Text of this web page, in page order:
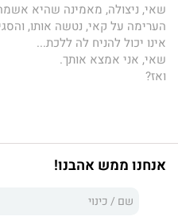
שאי, ניצולה, מאמינה שהיא
הערימה על קאי, נטשה אותו,
אינו יכול להניח לה ללכת...
שאי, אני אמצא אותך.
ואז?
אנחנו ממש אהבנו!